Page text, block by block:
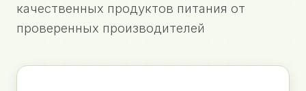
качественных продуктов питания от
проверенных производителей